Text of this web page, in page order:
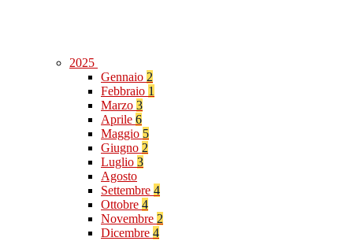
2025
Gennaio 2
Febbraio 1
Marzo 3
Aprile 6
Maggio 5
Giugno 2
Luglio 3
Agosto
Settembre 4
Ottobre 4
Novembre 2
Dicembre 4